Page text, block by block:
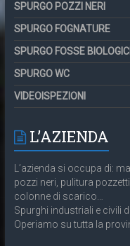
SPURGO POZZI NERI
SPURGO FOGNATURE
SPURGO FOSSE
SPURGO WC
VIDEOISPEZIONI
L’AZIENDA
L’azienda si occupa di:
pozzi neri, pulitura
colonne di scarico…
Spurghi industriali e civili
Operiamo su tutta la